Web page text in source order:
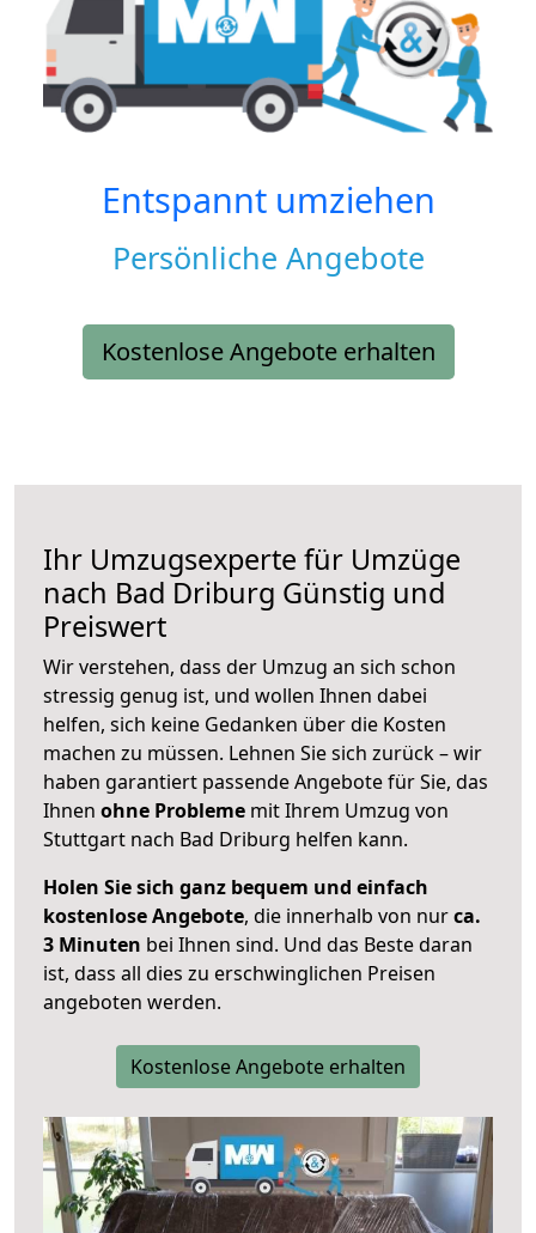
Entspannt umziehen
Persönliche Angebote
Kostenlose Angebote erhalten
Ihr Umzugsexperte für Umzüge
nach Bad Driburg Günstig und
Preiswert
Wir verstehen, dass der Umzug an sich schon
stressig genug ist, und wollen Ihnen dabei
helfen, sich keine Gedanken über die Kosten
machen zu müssen. Lehnen Sie sich zurück – wir
haben garantiert passende Angebote für Sie, das
Ihnen ohne Probleme mit Ihrem Umzug von
Stuttgart nach Bad Driburg helfen kann.
Holen Sie sich ganz bequem und einfach
kostenlose Angebote, die innerhalb von nurca.
3 Minuten bei Ihnen sind. Und das Beste daran
ist, dass all dies zu erschwinglichen Preisen
angeboten werden.
Kostenlose Angebote erhalten